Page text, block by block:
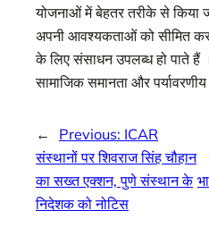
योजनाओं में बेहतर तरीके से किया
अपनी आवश्यकताओं को सीमित
के लिए संसाधन उपलब्ध हो पाते हैं
सामाजिक समानता और
← Previous: ICAR
संस्थानों पर शिवराज सिंह चौहान
का सख्त एक्शन, पुणे संस्थान के
निदेशक को नोटिस